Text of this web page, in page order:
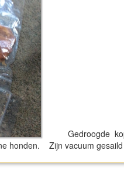
Gedroogde
honden. Zijn vacuum